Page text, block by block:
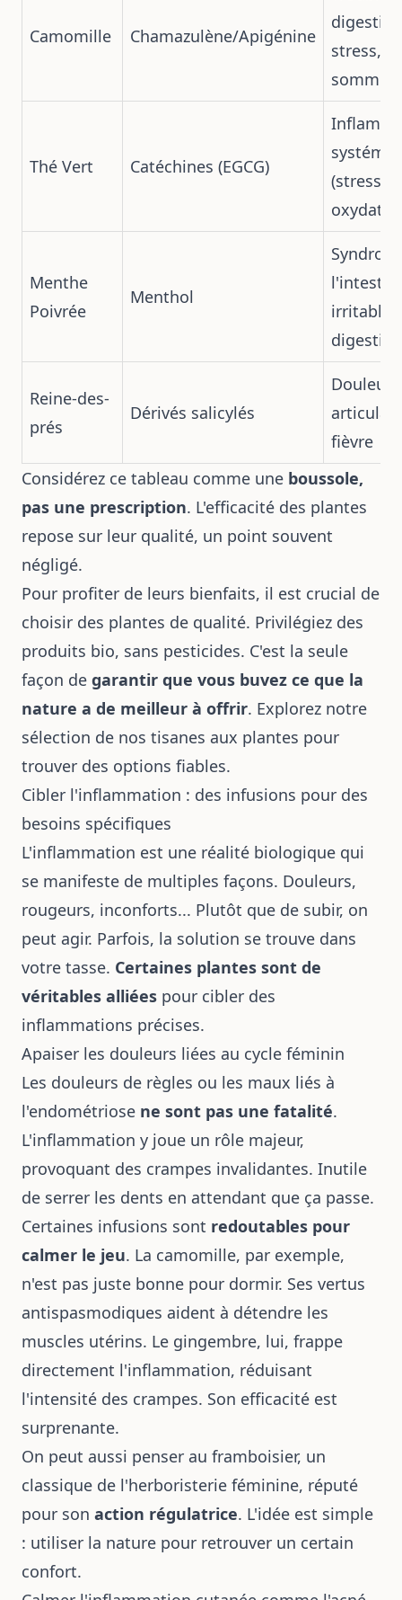
Camomille Chamazulène/Apigénine
digestifs,
stress,
sommeil
Thé Vert Catéchines (EGCG)
(stress
oxydatif)
Menthe
Poivrée
Menthol
l'intestin
irritable,
digestion
Reine-des-
prés
Dérivés salicylés
Douleurs
fièvre
Considérez ce tableau comme une boussole,
pas une prescription. L'efficacité des plantes
repose sur leur qualité, un point souvent
négligé.
Pour profiter de leurs bienfaits, il est crucial de
choisir des plantes de qualité. Privilégiez des
produits bio, sans pesticides. C'est la seule
façon de garantir que vous buvez ce que la
nature a de meilleur à offrir. Explorez notre
sélection de nos tisanes aux plantes pour
trouver des options fiables.
Cibler l'inflammation : des infusions pour des
besoins spécifiques
L'inflammation est une réalité biologique qui
se manifeste de multiples façons. Douleurs,
rougeurs, inconforts... Plutôt que de subir, on
peut agir. Parfois, la solution se trouve dans
votre tasse. Certaines plantes sont de
véritables alliées pour cibler des
inflammations précises.
Apaiser les douleurs liées au cycle féminin
Les douleurs de règles ou les maux liés à
l'endométriose ne sont pas une fatalité.
L'inflammation y joue un rôle majeur,
provoquant des crampes invalidantes. Inutile
de serrer les dents en attendant que ça passe.
Certaines infusions sont redoutables pour
calmer le jeu. La camomille, par exemple,
n'est pas juste bonne pour dormir. Ses vertus
antispasmodiques aident à détendre les
muscles utérins. Le gingembre, lui, frappe
directement l'inflammation, réduisant
l'intensité des crampes. Son efficacité est
surprenante.
On peut aussi penser au framboisier, un
classique de l'herboristerie féminine, réputé
pour son action régulatrice. L'idée est simple
: utiliser la nature pour retrouver un certain
confort.